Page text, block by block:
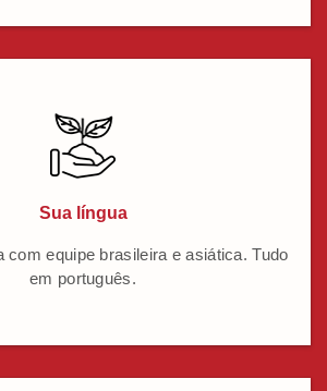
Sua língua
com equipe brasileira e asiática. Tudo
em português.